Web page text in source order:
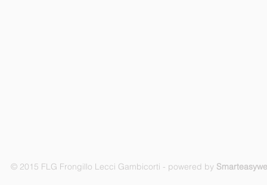
© 2015 FLG Frongillo Lecci Gambicorti - powered by